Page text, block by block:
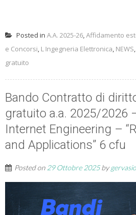
Posted in A.A. 2025-26,Affidamento
e Concorsi, L Ingegneria Elettronica, NEWS,
gratuito
Bando Contratto di
gratuito a.a. 2025/2026
Internet Engineering –
and Applications” 6 cfu
Posted on 29 Ottobre 2025bygervasio